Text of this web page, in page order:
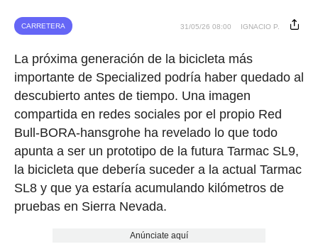
CARRETERA 31/05/26 08:00 IGNACIO P.
La próxima generación de la bicicleta más
importante de Specialized podría haber quedado al
descubierto antes de tiempo. Una imagen
compartida en redes sociales por el propio Red
Bull-BORA-hansgrohe ha revelado lo que todo
apunta a ser un prototipo de la futura Tarmac SL9,
la bicicleta que debería suceder a la actual Tarmac
SL8 y que ya estaría acumulando kilómetros de
pruebas en Sierra Nevada.
Anúnciate aquí